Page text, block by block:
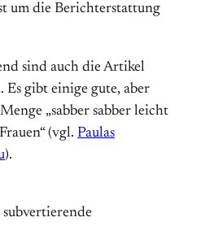
um die Berichterstattung
sind auch die Artikel
Es gibt einige gute, aber
„sabber sabber leicht
(vgl. Paulas
).